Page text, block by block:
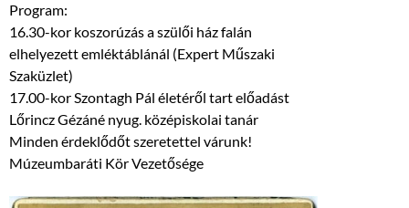
Program:
16.30-kor koszorúzás a szülői ház falán
elhelyezett emléktáblánál (Expert Műszaki
Szaküzlet)
17.00-kor Szontagh Pál életéről tart előadást
Lőrincz Gézáné nyug. középiskolai tanár
Minden érdeklődőt szeretettel várunk!
Múzeumbaráti Kör Vezetősége